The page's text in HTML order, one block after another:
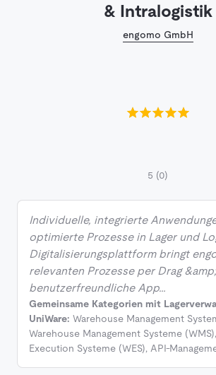
& Intralogistik
engomo GmbH
5 (0)
Individuelle, integrierte
optimierte Prozesse in Lager und
Digitalisierungsplattform bringt
relevanten Prozesse per Drag
benutzerfreundliche App…
Gemeinsame Kategorien mit
UniWare: Warehouse Management
Warehouse Management Systeme (WMS),
Execution Systeme (WES), API-